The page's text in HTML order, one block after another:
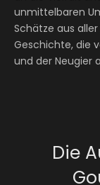
unmittelbaren
Schätze aus
Geschichte, die
und der Neugier
Die